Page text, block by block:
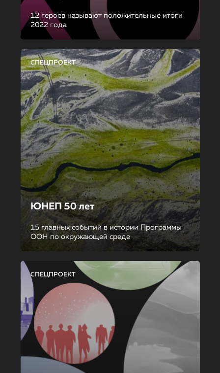
12 героев называют положительные итоги
2022 года
СПЕЦПРОЕКТ
ЮНЕП 50 лет
15 главных событий в истории Программы
ООН по окружающей среде
СПЕЦПРОЕКТ